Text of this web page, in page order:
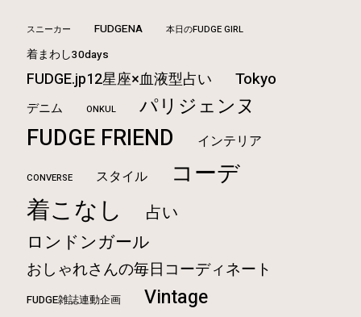
スニーカー FUDGENA 本日のFUDGE GIRL
着まわし30days
FUDGE.jp12星座×血液型占い Tokyo
デニム ONKUL パリジェンヌ
FUDGE FRIEND インテリア
CONVERSE スタイル コーデ
着こなし 占い
ロンドンガール
おしゃれさんの毎日コーディネート
FUDGE雑誌連動企画 Vintage